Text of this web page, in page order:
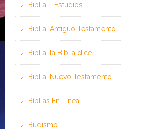
Biblia – Estudios
Biblia: Antiguo Testamento
Biblia: la Biblia dice
Biblia: Nuevo Testamento
Bíblias En Línea
Budismo